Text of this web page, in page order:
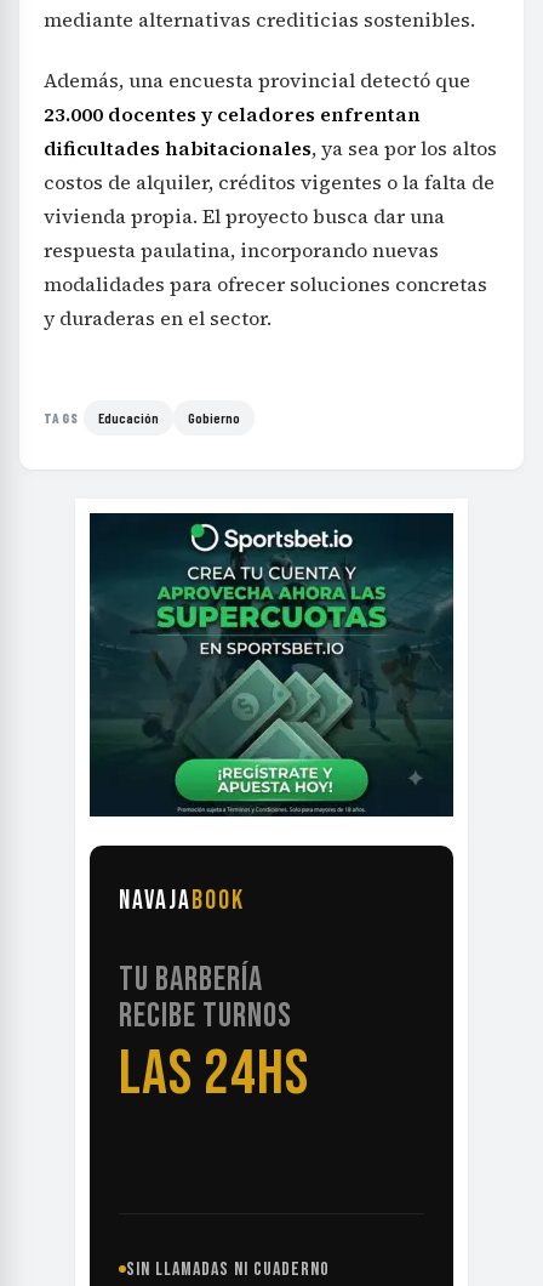
mediante alternativas crediticias sostenibles.
Además, una encuesta provincial detectó que
23.000 docentes y celadores enfrentan
dificultades habitacionales, ya sea por los altos
costos de alquiler, créditos vigentes o la falta de
vivienda propia. El proyecto busca dar una
respuesta paulatina, incorporando nuevas
modalidades para ofrecer soluciones concretas
y duraderas en el sector.
TAGS Educación Gobierno
NAVAJABOOK
TU BARBERÍA
RECIBE TURNOS
LAS 24HS
SIN LLAMADAS NI CUADERNO